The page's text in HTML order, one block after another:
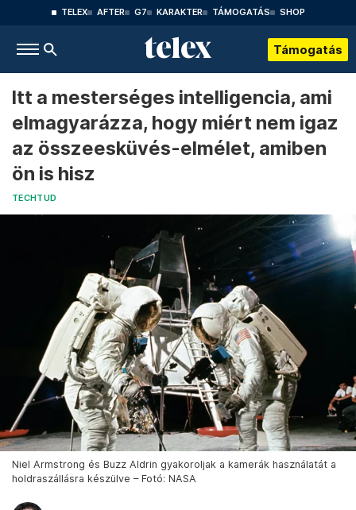
TELEX AFTER G7 KARAKTER TÁMOGATÁS SHOP
Támogatás
Itt a mesterséges intelligencia, ami
elmagyarázza, hogy miért nem igaz
az összeesküvés-elmélet, amiben
ön is hisz
TECHTUD
Niel Armstrong és Buzz Aldrin gyakoroljak a kamerák használatát a
holdraszállásra készülve – Fotó: NASA